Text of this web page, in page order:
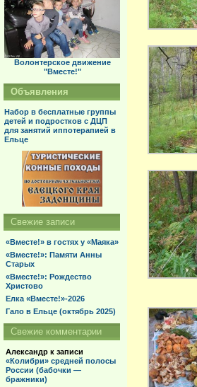
Волонтерское движение
"Вместе!"
Объявления
Набор в бесплатные группы
детей и подростков с ДЦП
для занятий иппотерапией в
Ельце
Свежие записи
«Вместе!» в гостях у «Маяка»
«Вместе!»: Памяти Анны
Старых
«Вместе!»: Рождество
Христово
Елка «Вместе!»-2026
Гало в Ельце (октябрь 2025)
Свежие комментарии
Александр к записи
«Колибри» средней полосы
России (бабочки —
бражники)